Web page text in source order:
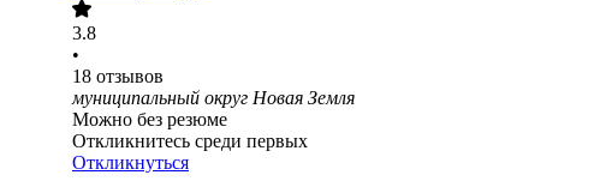
3.8
•
18 отзывов
муниципальный округ Новая Земля
Можно без резюме
Откликнитесь среди первых
Откликнуться